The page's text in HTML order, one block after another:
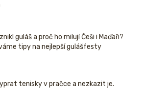
guláš a proč ho milují Češi i Maďaři?
tipy na nejlepší gulášfesty
tenisky v pračce a nezkazit je.